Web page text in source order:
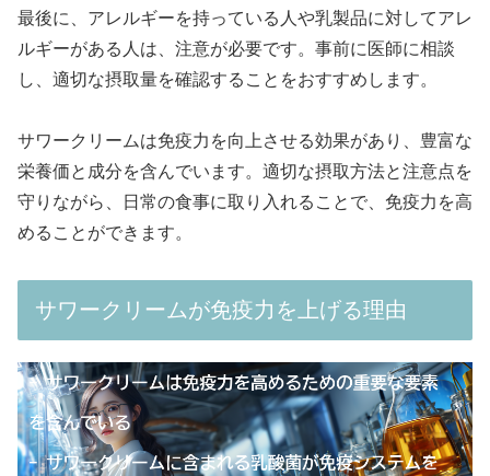
最後に、アレルギーを持っている人や乳製品に対してアレ
ルギーがある人は、注意が必要です。事前に医師に相談
し、適切な摂取量を確認することをおすすめします。
サワークリームは免疫力を向上させる効果があり、豊富な
栄養価と成分を含んでいます。適切な摂取方法と注意点を
守りながら、日常の食事に取り入れることで、免疫力を高
めることができます。
サワークリームが免疫力を上げる理由